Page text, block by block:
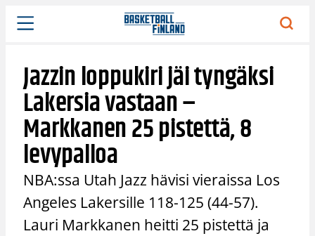
Siirry
sisältöön
Jazzin loppukiri jäi tyngäksi
Lakersia vastaan –
Markkanen 25 pistettä, 8
levypalloa
NBA:ssa Utah Jazz hävisi vieraissa Los
Angeles Lakersille 118-125 (44-57).
Lauri Markkanen heitti 25 pistettä ja